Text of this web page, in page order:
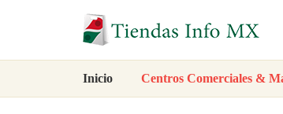
Inicio Centros Comerciales &